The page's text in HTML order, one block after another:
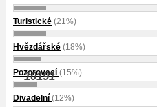
Turistické (21%)
Hvězdářské (18%)
Pozorovací (15%)
Divadelní (12%)
10191